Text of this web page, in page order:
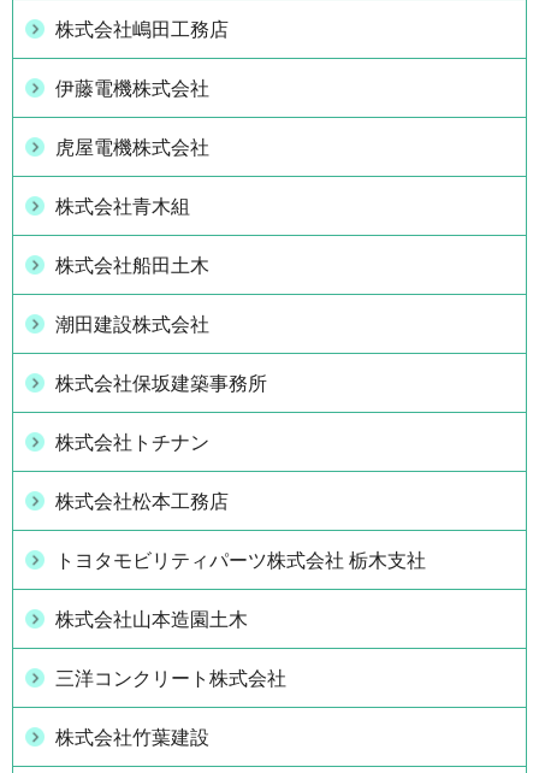
株式会社嶋田工務店
伊藤電機株式会社
虎屋電機株式会社
株式会社青木組
株式会社船田土木
潮田建設株式会社
株式会社保坂建築事務所
株式会社トチナン
株式会社松本工務店
トヨタモビリティパーツ株式会社 栃木支社
株式会社山本造園土木
三洋コンクリート株式会社
株式会社竹葉建設